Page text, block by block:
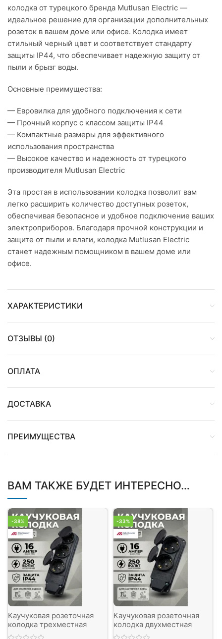
колодка от турецкого бренда Mutlusan Electric —
идеальное решение для организации дополнительных
розеток в вашем доме или офисе. Колодка имеет
стильный черный цвет и соответствует стандарту
защиты IP44, что обеспечивает надежную защиту от
пыли и брызг воды.
Основные преимущества:
— Евровилка для удобного подключения к сети
— Прочный корпус с классом защиты IP44
— Компактные размеры для эффективного
использования пространства
— Высокое качество и надежность от турецкого
производителя Mutlusan Electric
Эта простая в использовании колодка позволит вам
легко расширить количество доступных розеток,
обеспечивая безопасное и удобное подключение ваших
электроприборов. Благодаря прочной конструкции и
защите от пыли и влаги, колодка Mutlusan Electric
станет надежным помощником в вашем доме или
офисе.
ХАРАКТЕРИСТИКИ
ОТЗЫВЫ (0)
ОПЛАТА
ДОСТАВКА
ПРЕИМУЩЕСТВА
ВАМ ТАКЖЕ БУДЕТ ИНТЕРЕСНО…
-38%
Каучуковая розеточная
колодка трехместная
IP44/250B
-33%
Каучуковая розеточная
колодка двухместная
IP44/250B